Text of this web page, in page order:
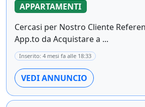
APPARTAMENTI
Cercasi per Nostro Cliente
App.to da Acquistare a ...
Inserito: 4 mesi fa alle 18:33
VEDI ANNUNCIO